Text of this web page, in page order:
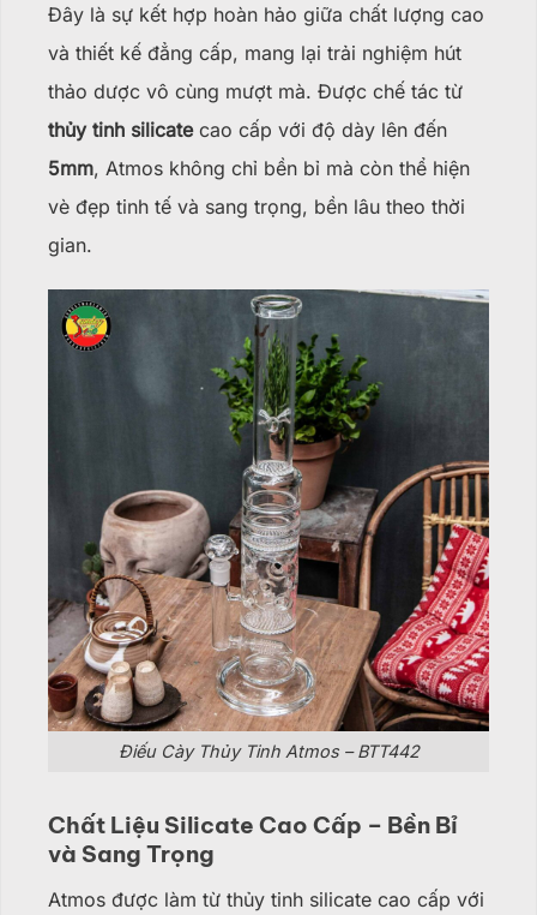
Đây là sự kết hợp hoàn hảo giữa chất lượng cao
và thiết kế đẳng cấp, mang lại trải nghiệm hút
thảo dược vô cùng mượt mà. Được chế tác từ
thủy tinh silicatecao cấp với độ dày lên đến
5mm, Atmos không chỉ bền bỉ mà còn thể hiện
vè đẹp tinh tế và sang trọng, bền lâu theo thời
gian.
Điếu Cày Thủy Tinh Atmos – BTT442
Chất Liệu Silicate Cao Cấp – Bền Bỉ
và Sang Trọng
Atmos được làm từ thủy tinh silicate cao cấp với